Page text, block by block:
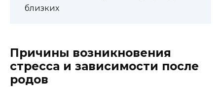
близких
Причины возникновения
стресса и зависимости после
родов